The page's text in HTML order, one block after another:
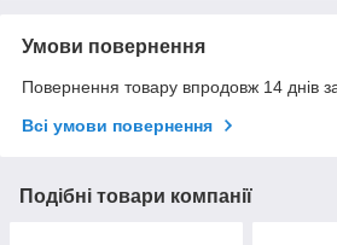
Умови повернення
Повернення товару впродовж 14 днів
Всі умови повернення
Подібні товари компанії